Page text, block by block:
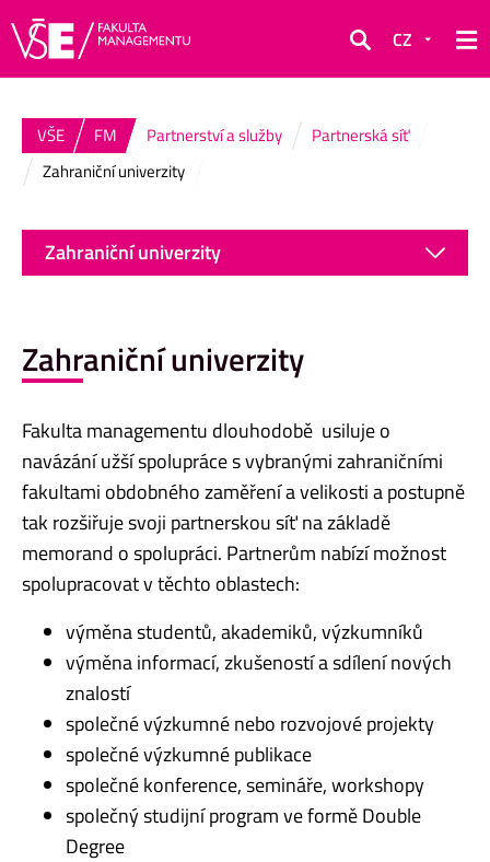
Hledat
CZ
VŠE FM Partnerství a služby
Partnerská síť
Zahraniční univerzity
Zahraniční univerzity
Fakulta managementu dlouhodobě usiluje o
navázání užší spolupráce s vybranými zahraničními
fakultami obdobného zaměření a velikosti a postupně
tak rozšiřuje svoji partnerskou síť na základě
memorand o spolupráci. Partnerům nabízí možnost
spolupracovat v těchto oblastech:
výměna studentů, akademiků, výzkumníků
výměna informací, zkušeností a sdílení nových
znalostí
společné výzkumné nebo rozvojové projekty
společné výzkumné publikace
společné konference, semináře, workshopy
společný studijní program ve formě Double
Degree
Zahraniční univerzity